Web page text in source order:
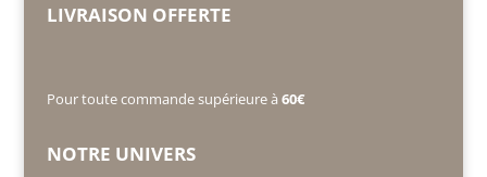
LIVRAISON OFFERTE
Pour toute commande supérieure à 60€
NOTRE UNIVERS